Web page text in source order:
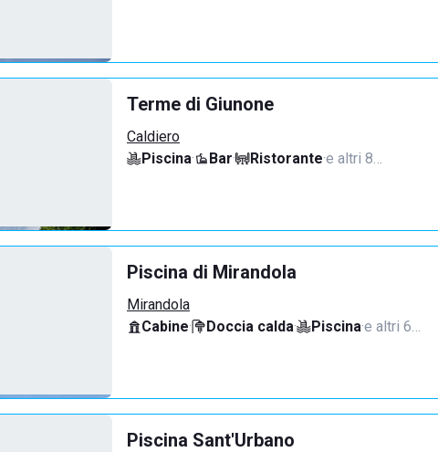
Terme di Giunone
Caldiero
Piscina· Bar· Ristorante·e altri 8…
Piscina di Mirandola
Mirandola
Cabine· Doccia calda· Piscina·e altri 6…
Piscina Sant'Urbano